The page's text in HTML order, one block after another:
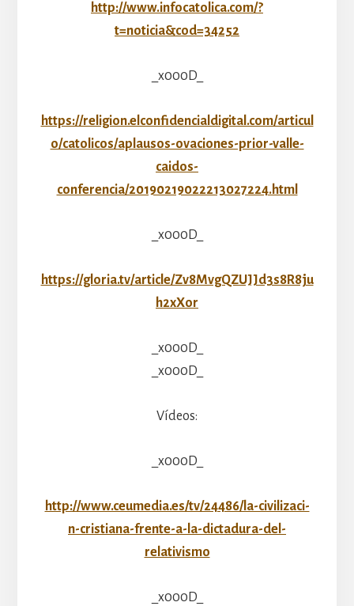
http://www.infocatolica.com/?
t=noticia&cod=34252
_x000D_
https://religion.elconfidencialdigital.com/articul
o/catolicos/aplausos-ovaciones-prior-valle-
caidos-
conferencia/20190219022213027224.html
_x000D_
https://gloria.tv/article/Zv8MvgQZUJJd3s8R8ju
h2xXor
_x000D_
_x000D_
Vídeos:
_x000D_
http://www.ceumedia.es/tv/24486/la-civilizaci-
n-cristiana-frente-a-la-dictadura-del-
relativismo
_x000D_